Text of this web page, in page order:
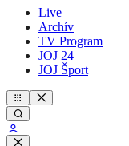
Live
Archív
TV Program
JOJ 24
JOJ Šport